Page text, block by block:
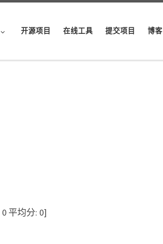
开源项目 在线工具 提交项目 博客
0 平均分: 0]